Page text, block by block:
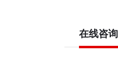
在线咨询